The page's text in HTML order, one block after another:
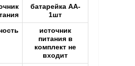
батарейка АА-
1шт
источник
питания в
комплект не
входит